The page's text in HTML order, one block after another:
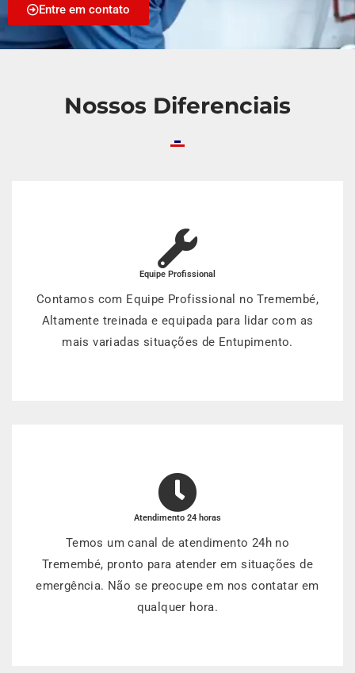
Entre em contato
Nossos Diferenciais
Equipe Profissional
Contamos com Equipe Profissional no Tremembé,
Altamente treinada e equipada para lidar com as
mais variadas situações de Entupimento.
Atendimento 24 horas
Temos um canal de atendimento 24h no
Tremembé, pronto para atender em situações de
emergência. Não se preocupe em nos contatar em
qualquer hora.